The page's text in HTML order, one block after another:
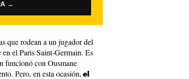
→
que rodean a un jugador del
el Paris Saint-Germain. Es
funcionó con Ousmane
Pero, en esta ocasión, el